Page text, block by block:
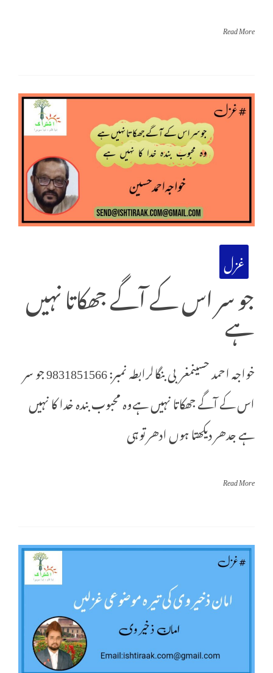
Read More
غزل
جو سر اس کے آگے جھکاتا نہیں
ہے
خواجہ احمد حسینمغربی بنگالرابطہ نمبر: 9831851566 جو سر
اس کے آگے جھکاتا نہیں ہےوہ محبوب بندہ خدا کا نہیں
ہے جدھر دیکھتا ہوں ادھر توہی
Read More